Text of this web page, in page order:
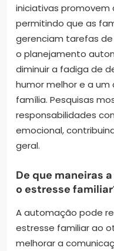
iniciativas
permitindo que as
gerenciam tarefas
o planejamento
diminuir a fadiga de
humor melhor e a
família. Pesquisas
responsabilidades
emocional,
geral.
De que maneiras
o estresse
A automação pode
estresse familiar ao
melhorar a